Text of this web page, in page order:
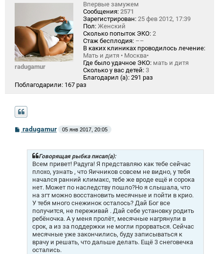
radugamur
Впервые замужем
Сообщения: 2571
Зарегистрирован: 25 фев 2012, 17:39
Пол: Женский
Сколько попыток ЭКО: 2
Стаж бесплодия: ––
В каких клиниках проводилось лечение:
Мать и дитя • Москва•
Где было удачное ЭКО: мать и дитя
Сколько у вас детей: 3
Благодарил (а): 291 раз
Поблагодарили: 167 раз
Сradugamur 05 янв 2017, 20:05
Говорящая рыбка писал(а):
Всем привет! Радуга! Я представляю как тебе сейчас
плохо, узнать , что Яичников совсем не видно, у тебя
начался ранний климакс, тебе же вроде ещё и сорока
нет. Может по наследству пошло?Но я слышала, что
на згт можно восстановить месячные и пойти в крио.
У тебя много снежинок осталось? Дай Бог все
получится, не переживай . Дай себе установку родить
ребёночка. А у меня пролёт, месячные нагрянули в
срок, а из за поддержки не могли прорваться. Сейчас
месячные уже закончились, буду записываться к
врачу и решать, что дальше делать. Ещё 3 снеговечка
остались.